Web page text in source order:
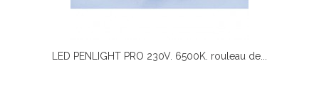
LED PENLIGHT PRO 230V. 6500K. rouleau de...